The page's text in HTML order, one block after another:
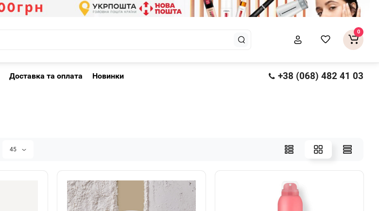
0
Доставка та оплата Новинки +38 (068) 482 41 03
45